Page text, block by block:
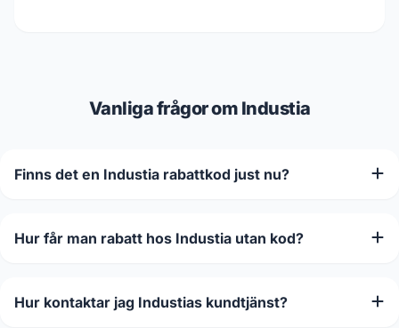
Vanliga frågor om Industia
Finns det en Industia rabattkod just nu?
Hur får man rabatt hos Industia utan kod?
Hur kontaktar jag Industias kundtjänst?